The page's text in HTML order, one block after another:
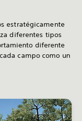
estratégicamente
diferentes tipos
diferente
campo como un